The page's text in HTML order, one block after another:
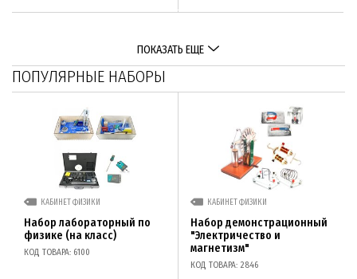
ПОКАЗАТЬ ЕЩЕ
ПОПУЛЯРНЫЕ НАБОРЫ
КАБИНЕТ ФИЗИКИ
Набор лабораторный по
физике (на класс)
КОД ТОВАРА: 6100
КАБИНЕТ ФИЗИКИ
Набор демонстрационный
"Электричество и
магнетизм"
КОД ТОВАРА: 2846